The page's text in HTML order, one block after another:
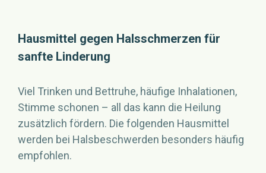
Hausmittel gegen Halsschmerzen für
sanfte Linderung
Viel Trinken und Bettruhe, häufige Inhalationen,
Stimme schonen – all das kann die Heilung
zusätzlich fördern. Die folgenden Hausmittel
werden bei Halsbeschwerden besonders häufig
empfohlen.